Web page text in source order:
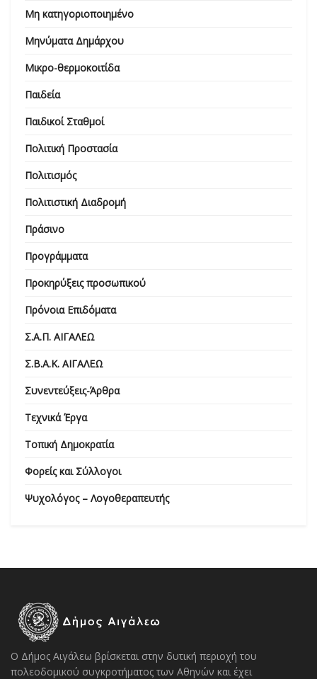
Μη κατηγοριοποιημένο
Μηνύματα Δημάρχου
Μικρο-θερμοκοιτίδα
Παιδεία
Παιδικοί Σταθμοί
Πολιτική Προστασία
Πολιτισμός
Πολιτιστική Διαδρομή
Πράσινο
Προγράμματα
Προκηρύξεις προσωπικού
Πρόνοια Επιδόματα
Σ.Α.Π. ΑΙΓΑΛΕΩ
Σ.Β.Α.Κ. ΑΙΓΑΛΕΩ
Συνεντεύξεις-Άρθρα
Τεχνικά Έργα
Τοπική Δημοκρατία
Φορείς και Σύλλογοι
Ψυχολόγος – Λογοθεραπευτής
Ο Δήμος Αιγάλεω βρίσκεται στην δυτική περιοχή του
πολεοδομικού συγκροτήματος των Αθηνών και έχει